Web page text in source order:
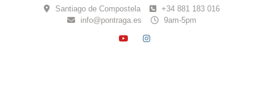
Santiago de Compostela
+34 881 183 016
info@pontraga.es
9am-5pm
YOUTUBE
INSTAGRAM